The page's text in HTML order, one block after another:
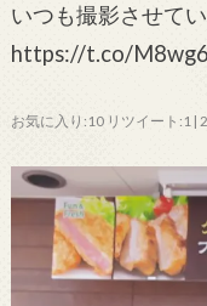
いつも撮影させて
https://t.co/
お気に入り:10 リツイート:1